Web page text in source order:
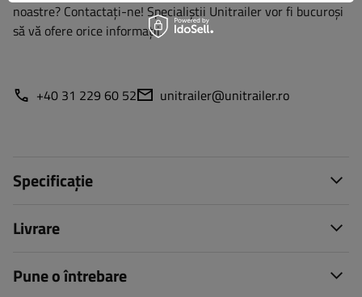
noastre? Contactaţi-ne! Specialiștii Unitrailer vor fi bucuroși
să vă ofere orice informații.
+40 31 229 60 52 unitrailer@unitrailer.ro
Specificație
Livrare
Pune o întrebare